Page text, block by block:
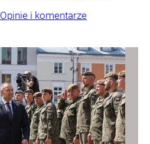
Opinie i komentarze